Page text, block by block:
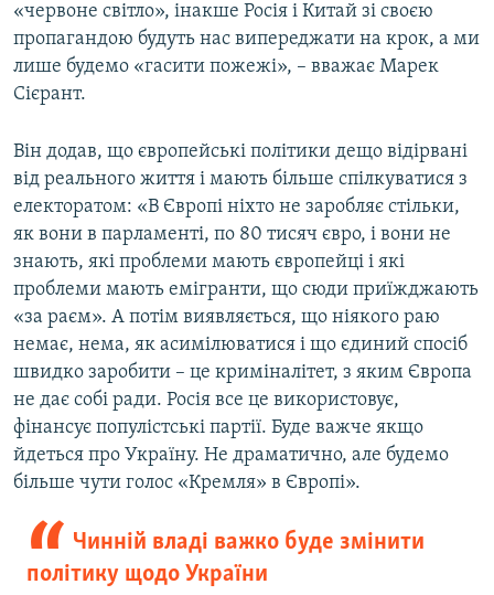
«червоне світло», інакше Росія і Китай зі своєю
пропагандою будуть нас випереджати на крок, а ми
лише будемо «гасити пожежі», – вважає Марек
Сієрант.
Він додав, що європейські політики дещо відірвані
від реального життя і мають більше спілкуватися з
електоратом: «В Європі ніхто не заробляє стільки,
як вони в парламенті, по 80 тисяч євро, і вони не
знають, які проблеми мають європейці і які
проблеми мають емігранти, що сюди приїжджають
«за раєм». А потім виявляється, що ніякого раю
немає, нема, як асимілюватися і що єдиний спосіб
швидко заробити – це криміналітет, з яким Європа
не дає собі ради. Росія все це використовує,
фінансує популістські партії. Буде важче якщо
йдеться про Україну. Не драматично, але будемо
більше чути голос «Кремля» в Європі».
Чинній владі важко буде змінити
політику щодо України